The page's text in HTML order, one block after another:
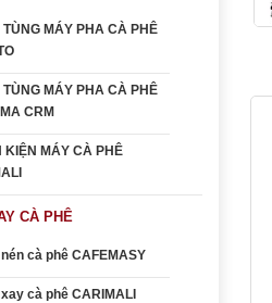
MÁY PHA CÀ PHÊ
MÁY PHA CÀ PHÊ
CRM
KIỆN MÁY CÀ PHÊ
CÀ PHÊ
cà phê CAFEMASY
cà phê CARIMALI